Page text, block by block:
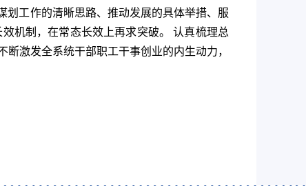
划工作的清晰思路、推动发展的具体举措、服
机制，在常态长效上再求突破。 认真梳理总
激发全系统干部职工干事创业的内生动力，